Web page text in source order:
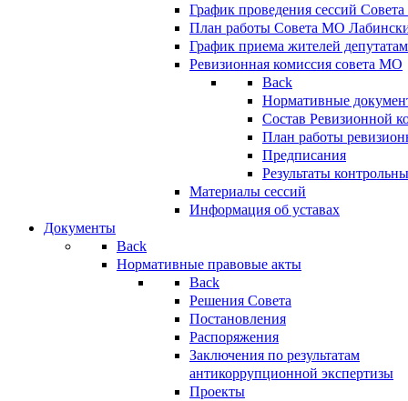
График проведения сессий
План работы Совета МО
График приема жителей
Ревизионная комиссия совета МО
Back
Нормативные
Состав Ревизионной
План работы
Предписания
Результаты
Материалы сессий
Информация об уставах
Документы
Back
Нормативные правовые акты
Back
Решения Совета
Постановления
Распоряжения
Заключения по результатам
антикоррупционной экспертизы
Проекты